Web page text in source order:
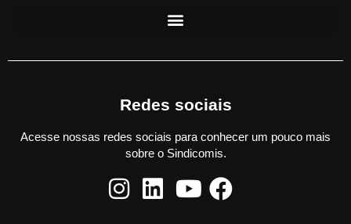
Redes sociais
Acesse nossas redes sociais para conhecer um pouco mais
sobre o Sindicomis.